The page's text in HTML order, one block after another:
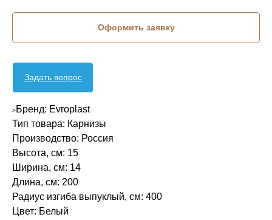
Оформить заявку
Задать вопрос
>Бренд: Evroplast
Тип товара: Карнизы
Производство: Россия
Высота, см: 15
Ширина, см: 14
Длина, см: 200
Радиус изгиба выпуклый, см: 400
Цвет: Белый